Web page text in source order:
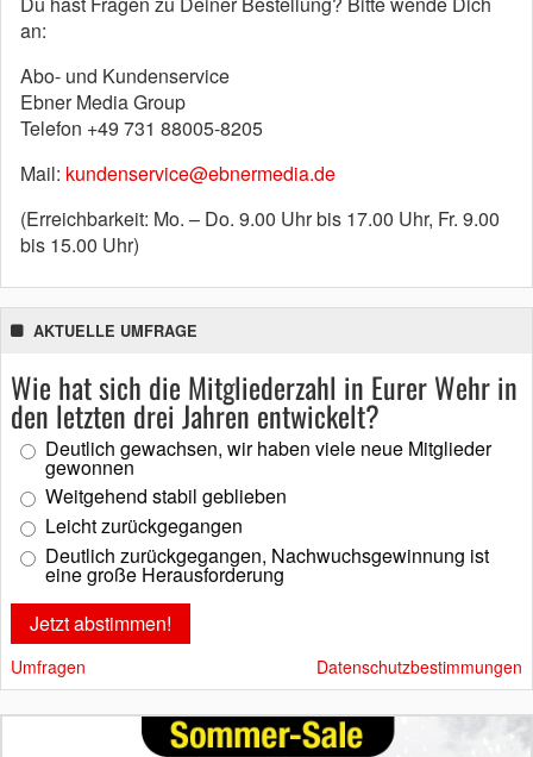
an:
Abo- und Kundenservice
Ebner Media Group
Telefon +49 731 88005-8205
Mail: kundenservice@ebnermedia.de
(Erreichbarkeit: Mo. – Do. 9.00 Uhr bis 17.00 Uhr, Fr. 9.00
bis 15.00 Uhr)
AKTUELLE UMFRAGE
Wie hat sich die Mitgliederzahl in Eurer Wehr in
den letzten drei Jahren entwickelt?
Deutlich gewachsen, wir haben viele neue Mitglieder
gewonnen
Weitgehend stabil geblieben
Leicht zurückgegangen
Deutlich zurückgegangen, Nachwuchsgewinnung ist
eine große Herausforderung
Umfragen Datenschutzbestimmungen